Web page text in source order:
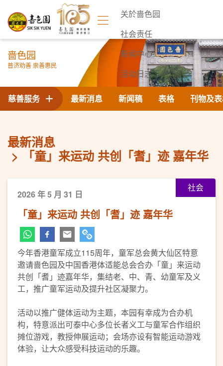
关於啬色园
社会责任
新闻中心
活动日志
联络我们
啬色园
普济劝善 崇善惠民
最新消息 新闻稿 表格 刊物及
慈善服务
最新消息
「童」来运动 共创「耆」迹 嘉年华
社会
2026 年 5 月 31 日
「童」来运动 共创「耆」迹 嘉年华
今年香港童军成立115周年，童军总会黄大仙区特意
邀请啬色园及中国香港体适能总会合办「童」来运动
共创「耆」迹嘉年华，集结老、中、青、幼童军及义
工，推广童军运动及提升社区凝聚力。
活动以推广健体运动为主题，本园有幸成为合办机
构，特意派出可泰中心多位长者义工与童军合作组织
摊位游戏，教授伸展运动；会场亦设有智能运动游戏
体验，让大众感受科技运动的乐趣。